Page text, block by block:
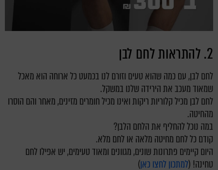
2. להתראות לחם לבן
לחם לבן, עם כמה שהוא טעים וזורם לנו בכמעט כל ארוחה הוא מאכל
שמאוד מעכב את הירידה שלנו במשקל.
לחם לבן מכיל קלוריות ריקות ואינו מכיל חומרים מזינים, מאחר והם הוסרו
מהחיטה.
במה נוכל להחליף את הלחם הלבן?
קודם כל לחם מחיטה מלאה או לחם מלא.
היום קיימים פתרונות שונים, מגוונים ומאוד טעימים, יש אפילו לחם
טחינה! (למתכון לחצו כאן)